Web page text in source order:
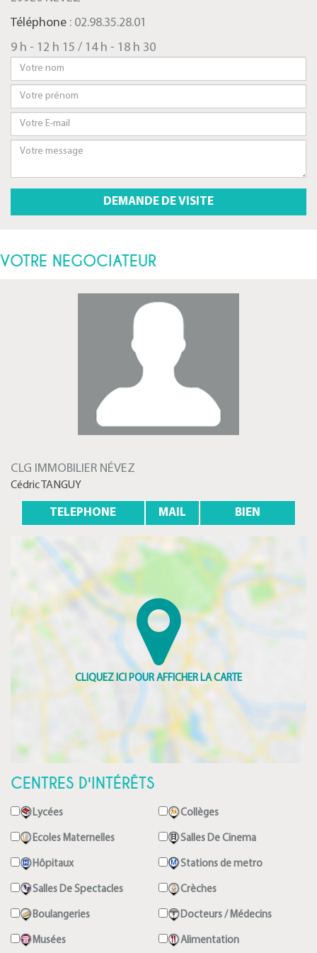
Téléphone : 02.98.35.28.01
9 h - 12 h 15 / 14 h - 18 h 30
VOTRE NEGOCIATEUR
CLG IMMOBILIER NÉVEZ
Cédric TANGUY
TELEPHONE MAIL BIEN
CENTRES D'INTÉRÊTS
Lycées Collèges
Ecoles Maternelles Salles De Cinema
Hôpitaux Stations de metro
Salles De Spectacles Crèches
Boulangeries Docteurs / Médecins
Musées Alimentation